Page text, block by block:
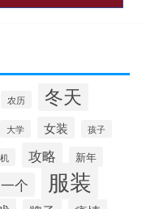
农历 冬天
大学 女装 孩子
攻略 新年
个 服装